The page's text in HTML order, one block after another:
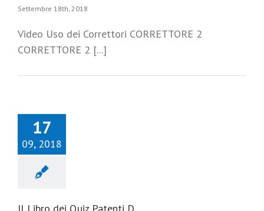
Settembre 18th, 2018
Video Uso dei Correttori CORRETTORE 2
CORRETTORE 2 [...]
17
09, 2018
Il Libro dei Quiz Patenti D